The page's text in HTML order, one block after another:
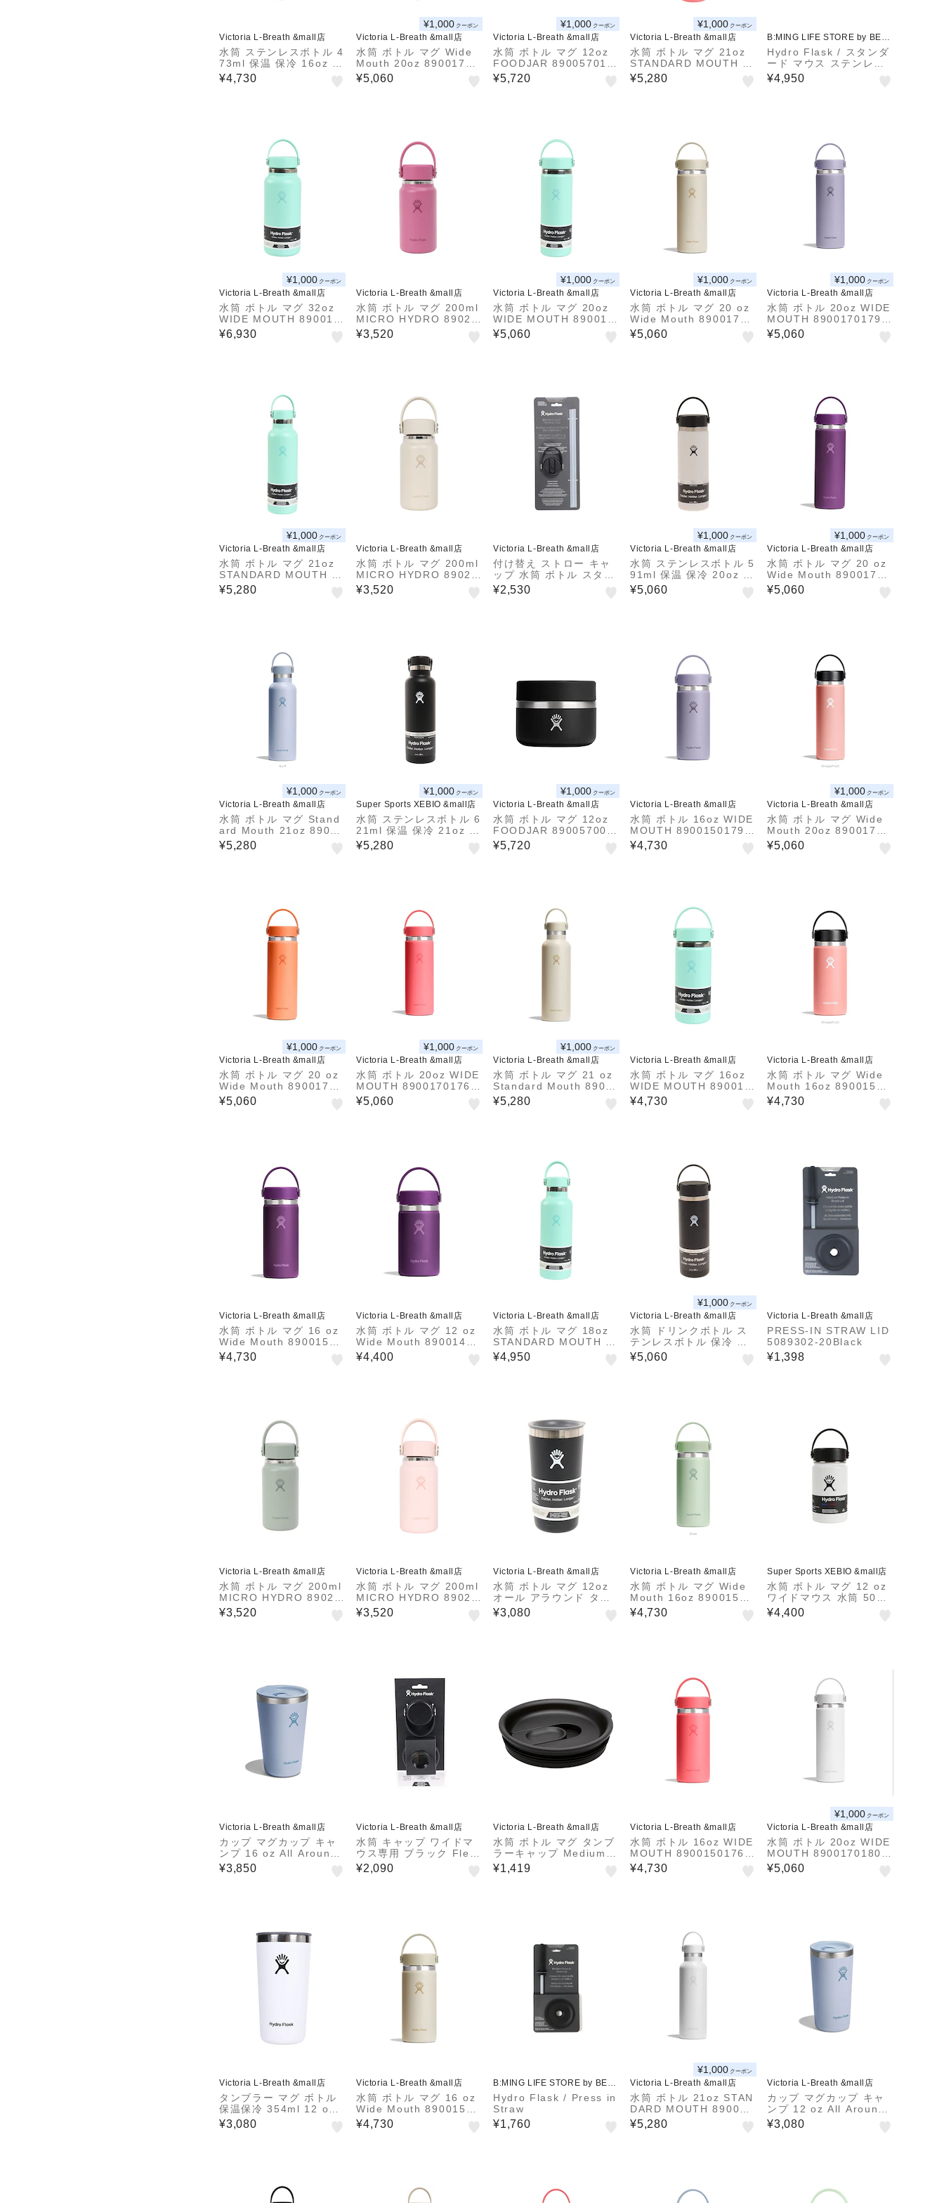
Victoria L-Breath &mall店
水筒 ステンレスボトル 4
73ml 保温 保冷 16oz W
ide Mouth 5089022 ワ
イドマウス
¥4,730
¥1,000 クーポン
Victoria L-Breath &mall店
水筒 ボトル マグ Wide
Mouth 20oz 89001701
48251
¥5,060
¥1,000 クーポン
Victoria L-Breath &mall店
水筒 ボトル マグ 12oz
FOODJAR 890057014
8251
¥5,720
¥1,000 クーポン
Victoria L-Breath &mall店
水筒 ボトル マグ 21oz
STANDARD MOUTH 89
00120176261
¥5,280
B:MING LIFE STORE by BEA
MS
Hydro Flask / スタンダ
ード マウス ステンレス
ボトル 18oz (532ml)
¥4,950
¥1,000 クーポン
Victoria L-Breath &mall店
水筒 ボトル マグ 32oz
WIDE MOUTH 890018
0175261
¥6,930
Victoria L-Breath &mall店
水筒 ボトル マグ 200ml
MICRO HYDRO 89020
10145252
¥3,520
¥1,000 クーポン
Victoria L-Breath &mall店
水筒 ボトル マグ 20oz
WIDE MOUTH 890017
0175261
¥5,060
¥1,000 クーポン
Victoria L-Breath &mall店
水筒 ボトル マグ 20 oz
Wide Mouth 89001701
51252
¥5,060
¥1,000 クーポン
Victoria L-Breath &mall店
水筒 ボトル 20oz WIDE
MOUTH 89001701792
61
¥5,060
¥1,000 クーポン
Victoria L-Breath &mall店
水筒 ボトル マグ 21oz
STANDARD MOUTH 89
00120175261
¥5,280
Victoria L-Breath &mall店
水筒 ボトル マグ 200ml
MICRO HYDRO 89020
10160252
¥3,520
Victoria L-Breath &mall店
付け替え ストロー キャ
ップ 水筒 ボトル スタン
ダードマウス専用 SM Fl
ex Straw Cap 5000000
¥2,530
¥1,000 クーポン
Victoria L-Breath &mall店
水筒 ステンレスボトル 5
91ml 保温 保冷 20oz W
ide Mouth 5089024-01
ワイドマウス
¥5,060
¥1,000 クーポン
Victoria L-Breath &mall店
水筒 ボトル マグ 20 oz
Wide Mouth 89001701
62252
¥5,060
¥1,000 クーポン
Victoria L-Breath &mall店
水筒 ボトル マグ Stand
ard Mouth 21oz 89001
20148251
¥5,280
¥1,000 クーポン
Super Sports XEBIO &mall店
水筒 ステンレスボトル 6
21ml 保温 保冷 21oz St
andard Mouth 508901
4-20 スタンダードマウ
¥5,280
¥1,000 クーポン
Victoria L-Breath &mall店
水筒 ボトル マグ 12oz
FOODJAR 890057003
2241
¥5,720
Victoria L-Breath &mall店
水筒 ボトル 16oz WIDE
MOUTH 89001501792
61
¥4,730
¥1,000 クーポン
Victoria L-Breath &mall店
水筒 ボトル マグ Wide
Mouth 20oz 89001700
44251
¥5,060
¥1,000 クーポン
Victoria L-Breath &mall店
水筒 ボトル マグ 20 oz
Wide Mouth 89001701
61252
¥5,060
¥1,000 クーポン
Victoria L-Breath &mall店
水筒 ボトル 20oz WIDE
MOUTH 89001701762
61
¥5,060
¥1,000 クーポン
Victoria L-Breath &mall店
水筒 ボトル マグ 21 oz
Standard Mouth 89001
20151252
¥5,280
Victoria L-Breath &mall店
水筒 ボトル マグ 16oz
WIDE MOUTH 890015
0175261
¥4,730
Victoria L-Breath &mall店
水筒 ボトル マグ Wide
Mouth 16oz 89001500
44251
¥4,730
Victoria L-Breath &mall店
水筒 ボトル マグ 16 oz
Wide Mouth 89001501
62252
¥4,730
Victoria L-Breath &mall店
水筒 ボトル マグ 12 oz
Wide Mouth 89001401
62252
¥4,400
Victoria L-Breath &mall店
水筒 ボトル マグ 18oz
STANDARD MOUTH 89
00110175261
¥4,950
¥1,000 クーポン
Victoria L-Breath &mall店
水筒 ドリンクボトル ス
テンレスボトル 保冷 保
温 真空断熱 20oz Wide
Mouth 5089024 20
¥5,060
Victoria L-Breath &mall店
PRESS-IN STRAW LID
5089302-20Black
¥1,398
Victoria L-Breath &mall店
水筒 ボトル マグ 200ml
MICRO HYDRO 89020
10147252
¥3,520
Victoria L-Breath &mall店
水筒 ボトル マグ 200ml
MICRO HYDRO 89020
10144252
¥3,520
Victoria L-Breath &mall店
水筒 ボトル マグ 12oz
オール アラウンド タン
ブラー 5000000013456
¥3,080
Victoria L-Breath &mall店
水筒 ボトル マグ Wide
Mouth 16oz 89001501
46251
¥4,730
Super Sports XEBIO &mall店
水筒 ボトル マグ 12 oz
ワイドマウス 水筒 5089
021-01White
¥4,400
Victoria L-Breath &mall店
カップ マグカップ キャ
ンプ 16 oz All Around
Tumbler 89011701482
51
¥3,850
Victoria L-Breath &mall店
水筒 キャップ ワイドマ
ウス専用 ブラック Flex
Chug Cap Wide 89015
40032231
¥2,090
Victoria L-Breath &mall店
水筒 ボトル マグ タンブ
ラーキャップ Medium C
loseable Press-In Lid
5089108 20-Black
¥1,419
Victoria L-Breath &mall店
水筒 ボトル 16oz WIDE
MOUTH 89001501762
61
¥4,730
¥1,000 クーポン
Victoria L-Breath &mall店
水筒 ボトル 20oz WIDE
MOUTH 89001701802
61
¥5,060
Victoria L-Breath &mall店
タンブラー マグ ボトル
保温保冷 354ml 12 oz
All Around Tumbler W
hite 8901160010221
¥3,080
Victoria L-Breath &mall店
水筒 ボトル マグ 16 oz
Wide Mouth 89001501
51252
¥4,730
B:MING LIFE STORE by BEA
MS
Hydro Flask / Press in
Straw
¥1,760
¥1,000 クーポン
Victoria L-Breath &mall店
水筒 ボトル 21oz STAN
DARD MOUTH 890012
0180261
¥5,280
Victoria L-Breath &mall店
カップ マグカップ キャ
ンプ 12 oz All Around
Tumbler 89011601482
51
¥3,080